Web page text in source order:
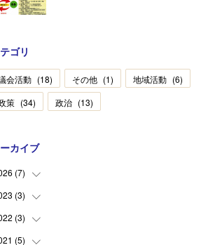
ゴリ
会活動 (18) その他 (1) 地域活動 (6)
策 (34) 政治 (13)
カイブ
(7)
(
)
(
)
(
)
(3)
(
)
(
)
(3)
(
)
(5)